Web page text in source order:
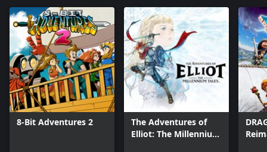
8-Bit Adventures 2
The Adventures of
Elliot: The Millennium